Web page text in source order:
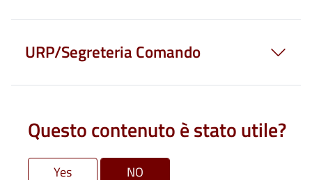
URP/Segreteria Comando
Questo contenuto è stato utile?